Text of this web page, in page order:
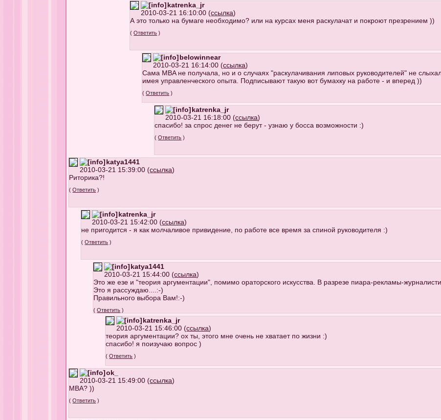
katrenka_jr
2010-03-21 16:10:00 (ссылка)
А это только на бумаге необходимо? или на курсах меня раскулачат и покроют презрением ))
(Ответить )
belowinnear
2010-03-21 16:14:00 (ссылка)
Сама MBA не получала, но и о случаях "раскулачивания липовых руководителей" не
имея управленческого опыта. Подписывают такую вот бумахку на работе - и вперед ))
(Ответить )
katrenka_jr
2010-03-21 16:18:00 (ссылка)
спасибо! за спрос денег не берут - узнаю у босса возможности :)
(Ответить )
katya1441
2010-03-21 15:39:00 (ссылка)
Риторика?!
(Ответить )
katrenka_jr
2010-03-21 15:42:00 (ссылка)
не пригодится - я как молчаливое привидение, по работе все время за спиной руководителя :)
(Ответить )
katya1441
2010-03-21 15:44:00 (ссылка)
Это же езе и "теория аргументации", помимо ораторского искусства. В разрезе пиара-рекламы-
Это я рассуждаю....:-)
Правильного выбора Вам!:-)
(Ответить )
katrenka_jr
2010-03-21 15:46:00 (ссылка)
теория аргументации? ох ты, этого мне очень не хватает по жизни :)
спасибо! я поизучаю вопрос )
(Ответить )
ok_
2010-03-21 15:49:00 (ссылка)
МВА? ))
(Ответить )